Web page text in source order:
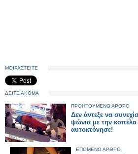
ΜΟΙΡΑΣΤΕΙΤΕ
ΔΕΙΤΕ ΑΚΟΜΑ
ΠΡΟΗΓΟΥΜΕΝΟ ΑΡΘΡΟ
Δεν άντεξε να
ψώνια με την κοπέλα
αυτοκτόνησε!
ΕΠΟΜΕΝΟ ΑΡΘΡΟ